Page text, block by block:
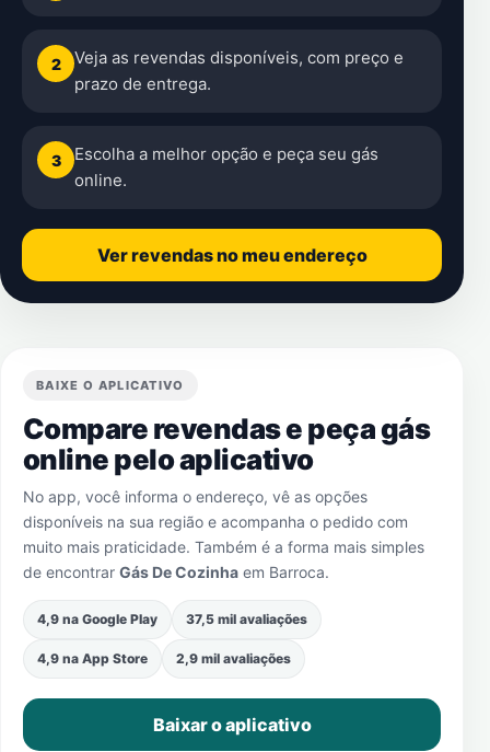
2
Veja as revendas disponíveis, com preço e
prazo de entrega.
3
Escolha a melhor opção e peça seu gás
online.
Ver revendas no meu endereço
BAIXE O APLICATIVO
Compare revendas e peça gás
online pelo aplicativo
No app, você informa o endereço, vê as opções
disponíveis na sua região e acompanha o pedido com
muito mais praticidade. Também é a forma mais simples
de encontrar Gás De Cozinha em Barroca.
4,9 na Google Play 37,5 mil avaliações
4,9 na App Store 2,9 mil avaliações
Baixar o aplicativo